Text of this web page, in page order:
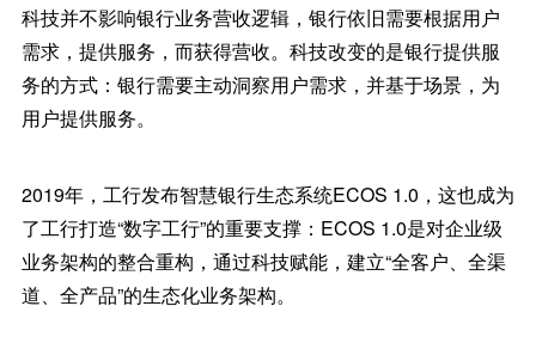
科技并不影响银行业务营收逻辑，银行依旧需要根据用户
需求，提供服务，而获得营收。科技改变的是银行提供服
务的方式：银行需要主动洞察用户需求，并基于场景，为
用户提供服务。
2019年，工行发布智慧银行生态系统ECOS 1.0，这也成为
了工行打造“数字工行”的重要支撑：ECOS 1.0是对企业级
业务架构的整合重构，通过科技赋能，建立“全客户、全渠
道、全产品”的生态化业务架构。